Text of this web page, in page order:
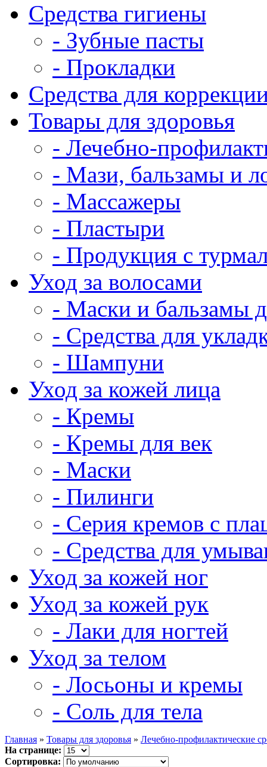
Средства гигиены
- Зубные пасты
- Прокладки
Средства для
Товары для здоровья
- Лечебно-
- Мази, бальзамы и
- Массажеры
- Пластыри
- Продукция с
Уход за волосами
- Маски и бальзамы
- Средства для
- Шампуни
Уход за кожей лица
- Кремы
- Кремы для век
- Маски
- Пилинги
- Серия кремов с
- Средства для
Уход за кожей ног
Уход за кожей рук
- Лаки для ногтей
Уход за телом
- Лосьоны и кремы
- Соль для тела
Главная » Товары для здоровья » Лечебно-профилактические
На странице:
Сортировка: